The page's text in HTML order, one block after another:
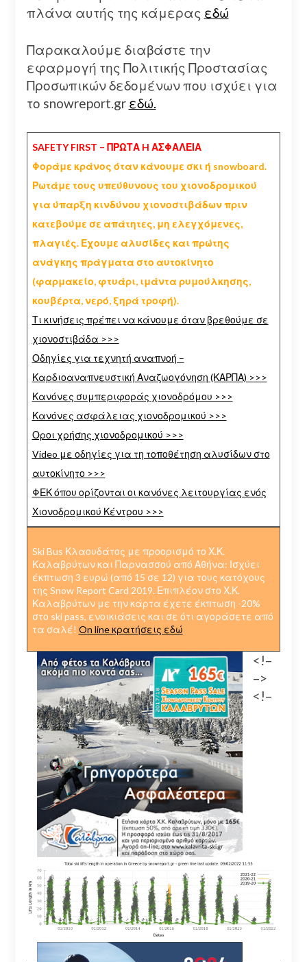
πλάνα αυτής της κάμερας εδώ
Παρακαλούμε διαβάστε την
εφαρμογή της Πολιτικής Προστασίας
Προσωπικών δεδομένων που ισχύει για
το snowreport.gr εδώ.
SAFETY FIRST – ΠΡΩΤΑ H ΑΣΦΑΛΕΙΑ
Φοράμε κράνος όταν κάνουμε σκι ή snowboard.
Ρωτάμε τους υπεύθυνους του χιονοδρομικού
για ύπαρξη κινδύνου χιονοστιβάδων πριν
κατεβούμε σε απάτητες, μη ελεγχόμενες,
πλαγιές. Εχουμε αλυσίδες και πρώτης
ανάγκης πράγματα στο αυτοκίνητο
(φαρμακείο, φτυάρι, ιμάντα ρυμούλκησης,
κουβέρτα, νερό, ξηρά τροφή).
Τι κινήσεις πρέπει να κάνουμε όταν βρεθούμε σε
χιονοστιβάδα >>>
Οδηγίες για τεχνητή αναπνοή –
Καρδιοαναπνευστική Αναζωογόνηση (ΚΑΡΠΑ) >>>
Κανόνες συμπεριφοράς χιονοδρόμου >>>
Κανόνες ασφάλειας χιονοδρομικού >>>
Οροι χρήσης χιονοδρομικού >>>
Video με οδηγίες για τη τοποθέτηση αλυσίδων στο
αυτοκίνητο >>>
ΦΕΚ όπου ορίζονται οι κανόνες λειτουργίας ενός
Χιονοδρομικού Κέντρου >>>
Ski Bus Κλαουδάτος με προορισμό το Χ.Κ.
Καλαβρύτων και Παρνασσού από Αθήνα: Ισχύει
έκπτωση 3 ευρώ (από 15 σε 12) για τους κατόχους
της Snow Report Card 2019. Επιπλέον στο Χ.Κ.
Καλαβρύτων με την κάρτα έχετε έκπτωση -20%
στο ski pass, ενοικιάσεις και σε ότι αγοράσετε από
τα σαλέ! On line κρατήσεις εδώ
<!–
–>
<!–